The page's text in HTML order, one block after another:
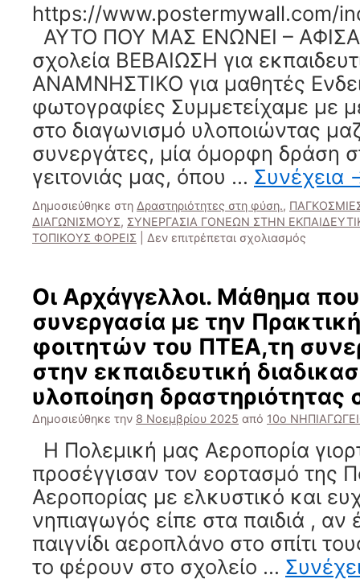
https://www.postermywall.com/
ΑΥΤΟ ΠΟΥ ΜΑΣ ΕΝΩΝΕΙ –
σχολεία ΒΕΒΑΙΩΣΗ για
ΑΝΑΜΝΗΣΤΙΚΟ για μαθητές
φωτογραφίες Συμμετείχαμε με
στο διαγωνισμό υλοποιώντας
συνεργάτες, μία όμορφη δράση
γειτονιάς μας, όπου … Συνέχεια
Δημοσιεύθηκε στη Δραστηριότητες στη φύση.,
ΔΙΑΓΩΝΙΣΜΟΥΣ, ΣΥΝΕΡΓΑΣΙΑ ΓΟΝΕΩΝ ΣΤΗΝ
ΤΟΠΙΚΟΥΣ ΦΟΡΕΙΣ
Δεν επιτρέπεται σχολιασμός
Ημέρα
Ατόμων
Αναπηρία!
στον
του
Θέμα:
«Αυτό
που
ενώνει…
πάει
πάρκο»
και
Οι Αρχάγγελλοι. Μάθημα που
συνεργασία με την
φοιτητών του ΠΤΕΑ,τη
στην εκπαιδευτική
υλοποίηση δραστηριότητας
Δημοσιεύθηκε την 8 Νοεμβρίου 2025 από 10ο
Η Πολεμική μας Αεροπορία
προσέγγισαν τον εορτασμό της
Αεροπορίας με ελκυστικό και
νηπιαγωγός είπε στα παιδιά , αν
παιγνίδι αεροπλάνο στο σπίτι
το φέρουν στο σχολείο …